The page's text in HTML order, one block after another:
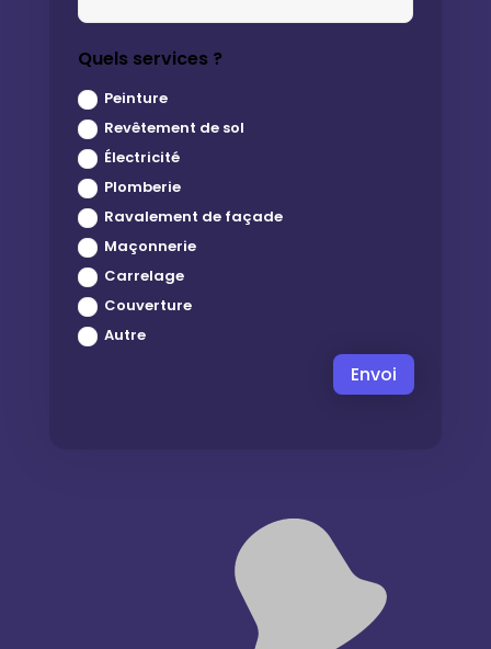
Quels services ?
Peinture
Revêtement de sol
Électricité
Plomberie
Ravalement de façade
Maçonnerie
Carrelage
Couverture
Autre
Envoi